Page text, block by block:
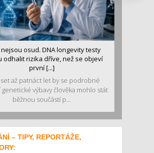
osud. DNA longevity testy
odhalit rizika dříve, než se objeví
první [...]
až patnáct let by se podrobné
výbavy člověka mohlo stát
běžnou součástí p...
– TIPY, REPORTÁŽE,